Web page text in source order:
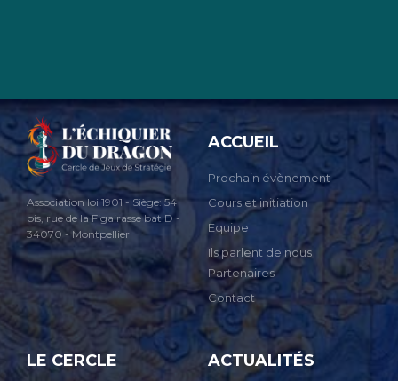
Association loi 1901 - Siège: 54
bis, rue de la Figairasse bat D -
34070 - Montpellier
ACCUEIL
Prochain évènement
Cours et initiation
Equipe
Ils parlent de nous
Partenaires
Contact
LE CERCLE ACTUALITÉS